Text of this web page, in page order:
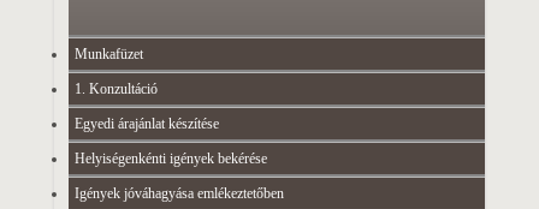
Munkafüzet
1. Konzultáció
Egyedi árajánlat készítése
Helyiségenkénti igények bekérése
Igények jóváhagyása emlékeztetőben